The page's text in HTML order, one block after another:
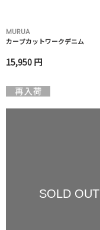
MURUA
カーブカットワークデニム
15,950 円
SOLD OUT